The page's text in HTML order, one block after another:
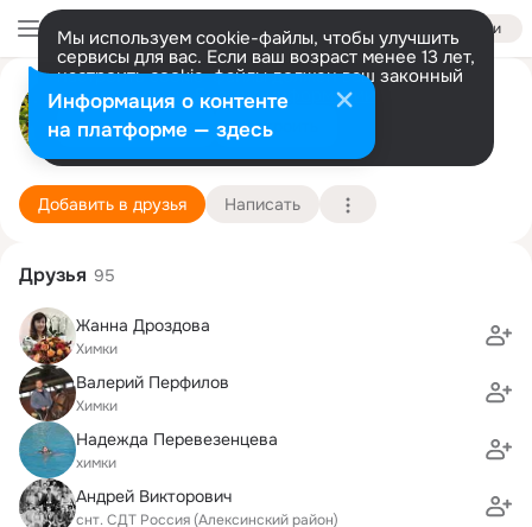
Войти
Мы используем cookie-файлы, чтобы улучшить
сервисы для вас. Если ваш возраст менее 13 лет,
настроить cookie-файлы должен ваш законный
представитель. Больше информации
Разрешить все Настроить
Ирина Адамс(Новосадова)
москва 15 июня (53 года)
Подробнее
Добавить в друзья Написать
Друзья 95
Жанна Дроздова
Химки
Валерий Перфилов
Химки
Надежда Перевезенцева
химки
Андрей Викторович
снт. СДТ Россия (Алексинский район)
Информация о контенте
на платформе — здесь